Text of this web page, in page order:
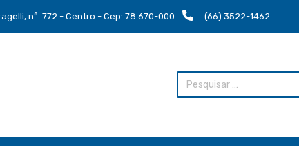
n°. 772 - Centro - Cep: 78.670-000 (66) 3522-1462